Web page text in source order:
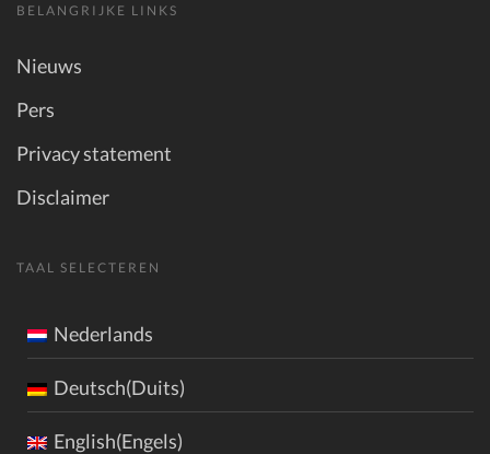
BELANGRIJKE LINKS
Nieuws
Pers
Privacy statement
Disclaimer
TAAL SELECTEREN
Nederlands
Deutsch(Duits)
English(Engels)